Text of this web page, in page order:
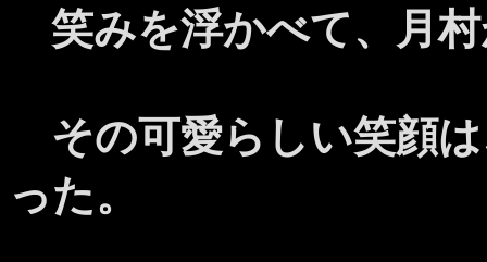
笑みを浮かべて、月
その可愛らしい笑顔
った。